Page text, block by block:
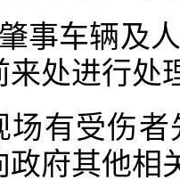
事车辆及
处进行处
场有受伤
政府其他相